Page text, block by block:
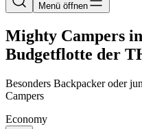
Menü öffnen
Mighty Campers
Budgetflotte der
Besonders Backpacker oder
Campers
Economy